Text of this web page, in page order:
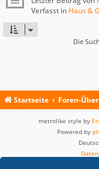
Verfasst in Haus &
Die
Startseite Foren-
metrolike style by
Powered by